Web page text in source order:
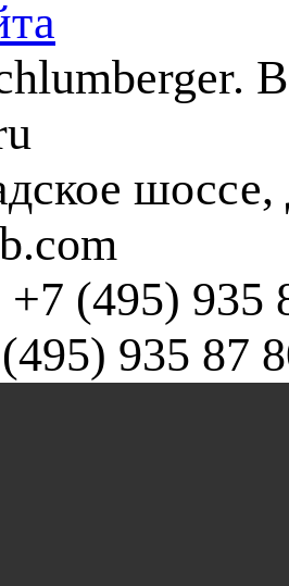
(495) 935
935 87